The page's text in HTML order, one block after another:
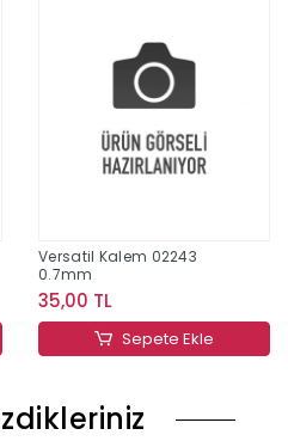
Versatil Kalem 02243
0.7mm
35,00 TL
Sepete Ekle